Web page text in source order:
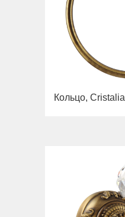
Кольцо, Cristalia